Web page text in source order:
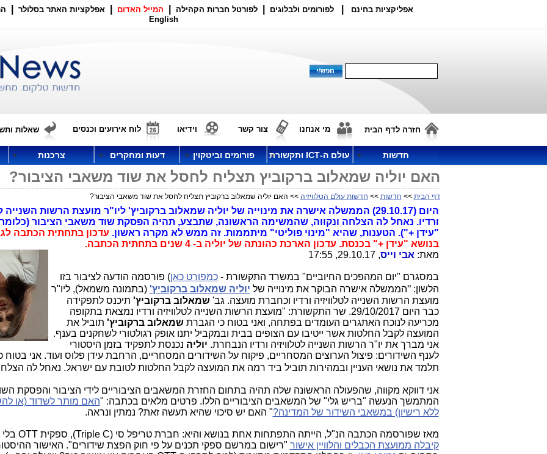
אפליקציות בחינם לפורומים ולבלוגים לפורטל חברות הקהילה המייל האדום אפלקציות האתר בסלולר
English
חזרה לדף הבית מי אנחנו צור קשר וידיאו לוח אירועים וכנסים שאלות
חדשות עולם ה-ICT ותקשורת פורומים וביטקוין דעות ומחקרים צרכנות
האם יוליה שמאלוב ברקוביץ תצליח לחסל את שוד משאבי הציבור?
דף הבית >> חדשות >> חדשות עולם הטלוויזיה >> האם יוליה שמאלוב ברקוביץ תצליח לחסל את שוד משאבי הציבור?
היום (29.10.17) הממשלה אישרה את מינוייה של יוליה שמאלוב ברקוביץ' ליו"ר מועצת הרשות השנייה
ורדיו. נאחל לה הצלחה ונקווה, שהמשימה הראשונה, שתבצע, תהיה הפסקת שוד משאבי הציבור
"עידן +"). הטענות, שהיא "מינוי פוליטי" מיתממות. זה ממש לא מקרה ראשון. עדכון בתחתית הכתבה
בנושא "עידן +" בכנסת. עדכון הארכת כהונתה של יוליה ב- 4 שנים בתחתית הכתבה.
מאת: אבי וייס, 29.10.17, 17:55
במסגרם "יום המהפכים החיוביים" במשרד התקשורת -כמפורט כאן) פורסמה הודעה לציבור בזו
הלשון:"הממשלה אישרה הבוקר את מינוייה של יוליה שמאלוב ברקוביץ' (בתמונה משמאל), ליו"ר
מועצת הרשות השנייה לטלוויזיה ורדיו וכחברת מועצה. גב'שמאלוב ברקוביץ' תיכנס לתפקידה
כבר היום 29/10/2017. שר התקשורת: "מועצת הרשות השנייה לטלוויזיה ורדיו נמצאת בתקופה
מכריעה לנוכח האתגרים העומדים בפתחה, ואני בטוח כי הגברתשמאלוב ברקוביץ' תוביל את
המועצה לקבל החלטות אשר ייטיבו עם הצופים בבית ובמקביל יתנו אופק רגולטורי לשחקנים בענף.
אני מברך את יו"ר הרשות השנייה לטלוויזיה ורדיו הנבחרת. יוליה נכנסת לתפקיד בזמן היסטורי
לענף השידורים: פיצול הערוצים המסחריים, פיקוח על השידורים המסחריים, הרחבת עידן פלוס ועוד. אני בטוח
תלמד את נושאי העניין ובמהירות תוביל ביד רמה את המועצה לקבל החלטות לטובת עם ישראל. נאחל לה
אני דווקא מקווה, שהפעולה הראשונה שלה תהיה בתחום החזרת המשאבים הציבוריים לידי הציבור והפסקת
המתמשך הנעשה "בריש גלי" של המשאבים הציבוריים הללו. פרטים מלאים בכתבה: "האם מותר לשדוד (או
ללא רישיון) במשאבי השידור של המדינה?" האם יש סיכוי שהיא תעשה זאת? נמתין ונראה.
מאז שפורסמה הכתבה הנ"ל, הייתה התפתחות אחת בנושא והיא: חברת טריפל סי (Triple C), ספקית OTT בלי רישיונות,
קיבלה ממועצת הכבלים והלוויין אישור "רישום במרשם ספקי תכנים על פי חוק הפצת שידורים". האישור